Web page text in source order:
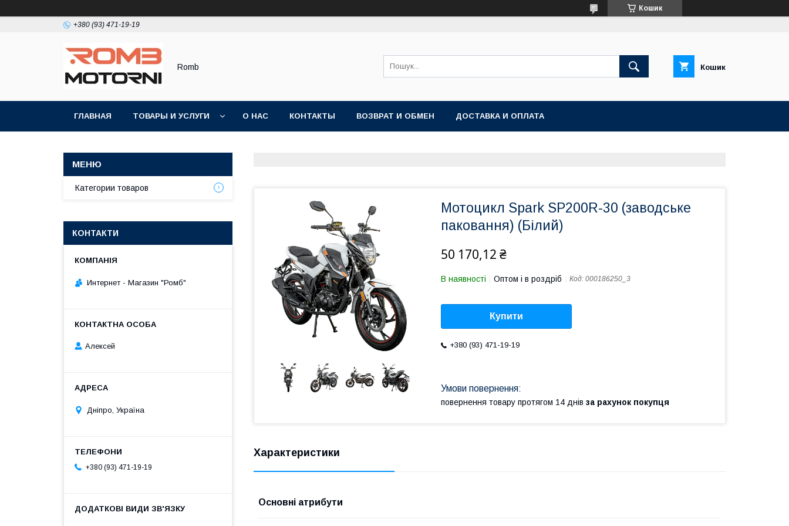
Кошик
+380 (93) 471-19-19
Romb Кошик
ГЛАВНАЯ ТОВАРЫ И УСЛУГИ О НАС КОНТАКТЫ ВОЗВРАТ И ОБМЕН ДОСТАВКА И ОПЛАТА
Мотоцикл Spark SP200R-30 (заводське
паковання) (Білий)
50 170,12 ₴
В наявності Оптом і в роздріб Код: 000186250_3
Купити
+380 (93) 471-19-19
повернення товару протягом 14 днів за рахунок покупця
Характеристики
Основні атрибути
Категории товаров
КОНТАКТИ
Интернет - Магазин "Ромб"
Алексей
Дніпро, Україна
+380 (93) 471-19-19